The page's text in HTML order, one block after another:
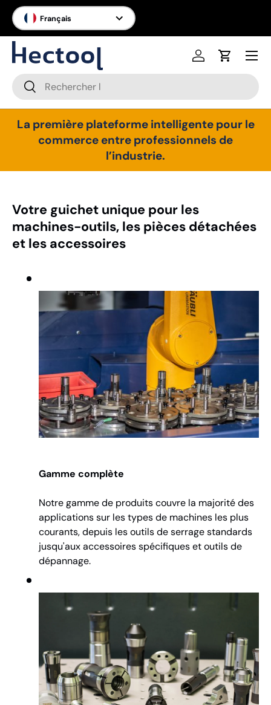
Aller au contenu
Langue
Français
Recherche
Rechercher
Se connecter
Panier
Menu
La première plateforme intelligente pour le
commerce entre professionnels de
l’industrie.
Votre guichet unique pour les
machines-outils, les pièces détachées
et les accessoires
Gamme complète
Notre gamme de produits couvre la majorité des
applications sur les types de machines les plus
courants, depuis les outils de serrage standards
jusqu'aux accessoires spécifiques et outils de
dépannage.